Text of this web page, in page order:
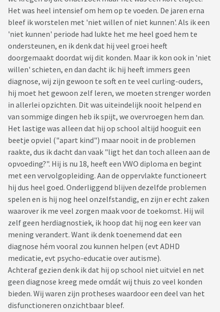
Het was heel intensief om hem op te voeden. De jaren erna
bleef ik worstelen met 'niet willen of niet kunnen'. Als ik een
'niet kunnen' periode had lukte het me heel goed hem te
ondersteunen, en ik denk dat hij veel groei heeft
doorgemaakt doordat wij dit konden. Maar ik kon ook in 'niet
willen' schieten, en dan dacht ik: hij heeft immers geen
diagnose, wij zijn gewoon te soft en te veel curling-ouders,
hij moet het gewoon zelf leren, we moeten strenger worden
in allerlei opzichten. Dit was uiteindelijk nooit helpend en
van sommige dingen heb ik spijt, we overvroegen hem dan.
Het lastige was alleen dat hij op school altijd hooguit een
beetje opviel ("apart kind") maar nooit in de problemen
raakte, dus ik dacht dan vaak "ligt het dan toch alleen aan de
opvoeding?". Hij is nu 18, heeft een VWO diploma en begint
met een vervolgopleiding. Aan de oppervlakte functioneert
hij dus heel goed. Onderliggend blijven dezelfde problemen
spelen en is hij nog heel onzelfstandig, en zijn er echt zaken
waarover ik me veel zorgen maak voor de toekomst. Hij wil
zelf geen herdiagnostiek, ik hoop dat hij nog een keer van
mening verandert. Want ik denk toenemend dat een
diagnose hém vooral zou kunnen helpen (evt ADHD
medicatie, evt psycho-educatie over autisme).
Achteraf gezien denk ik dat hij op school niet uitviel en net
geen diagnose kreeg mede omdát wij thuis zo veel konden
bieden. Wij waren zijn protheses waardoor een deel van het
disfunctioneren onzichtbaar bleef.